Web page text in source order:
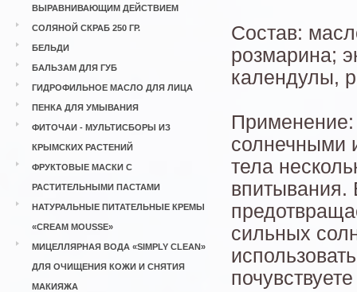
ВЫРАВНИВАЮЩИМ ДЕЙСТВИЕМ
СОЛЯНОЙ СКРАБ 250 ГР.
БЕЛЬДИ
БАЛЬЗАМ ДЛЯ ГУБ
ГИДРОФИЛЬНОЕ МАСЛО ДЛЯ ЛИЦА
ПЕНКА ДЛЯ УМЫВАНИЯ
ФИТОЧАИ - МУЛЬТИСБОРЫ ИЗ
КРЫМСКИХ РАСТЕНИЙ
ФРУКТОВЫЕ МАСКИ С
РАСТИТЕЛЬНЫМИ ПАСТАМИ
НАТУРАЛЬНЫЕ ПИТАТЕЛЬНЫЕ КРЕМЫ
«CREAM MOUSSE»
МИЦЕЛЛЯРНАЯ ВОДА «SIMPLY CLEAN»
ДЛЯ ОЧИЩЕНИЯ КОЖИ И СНЯТИЯ
МАКИЯЖА
Состав:
розмарина;
календулы,
солнечными
тела
впитывания.
сильных